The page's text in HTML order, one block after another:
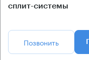
сплит-системы
Позвонить